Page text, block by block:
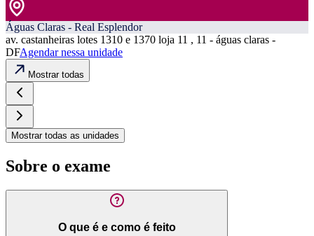
Águas Claras - Real Esplendor
av. castanheiras lotes 1310 e 1370 loja 11 , 11 - águas claras -
DFAgendar nessa unidade
Mostrar todas
Mostrar todas as unidades
Sobre o exame
O que é e como é feito